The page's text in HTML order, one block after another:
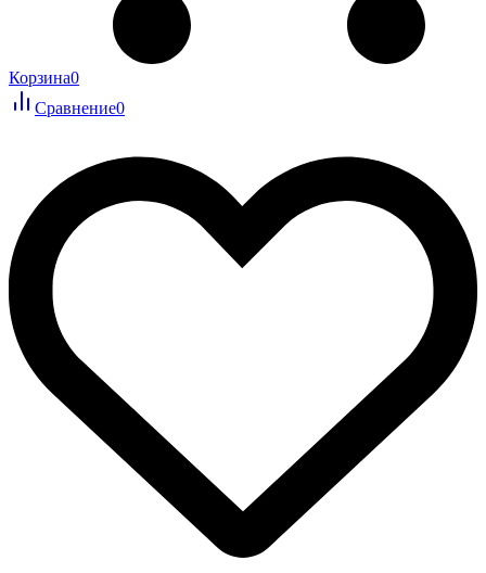
Корзина0
Сравнение0